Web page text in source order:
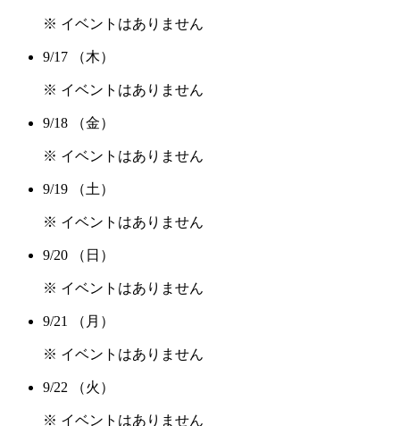
※ イベントはありません
9/17 （木）
※ イベントはありません
9/18 （金）
※ イベントはありません
9/19 （土）
※ イベントはありません
9/20 （日）
※ イベントはありません
9/21 （月）
※ イベントはありません
9/22 （火）
※ イベントはありません